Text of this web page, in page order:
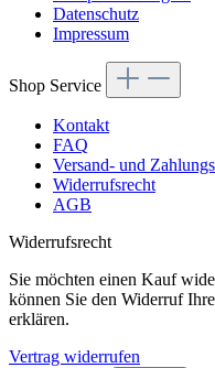
Datenschutz
Impressum
Shop Service
Kontakt
FAQ
Versand- und
Widerrufsrecht
AGB
Widerrufsrecht
Sie möchten einen Kauf
können Sie den Widerruf
erklären.
Vertrag widerrufen